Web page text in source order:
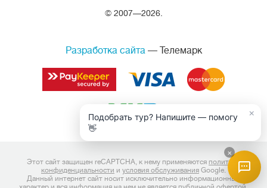
© 2007—2026.
Разработка сайта— Телемарк
Этот сайт защищен reCAPTCHA, к нему применяются политика
конфиденциальности и условия обслуживания Google.
Данный интернет сайт носит исключительно информационный
×
Подобрать тур? Напишите — помогу
👋
×